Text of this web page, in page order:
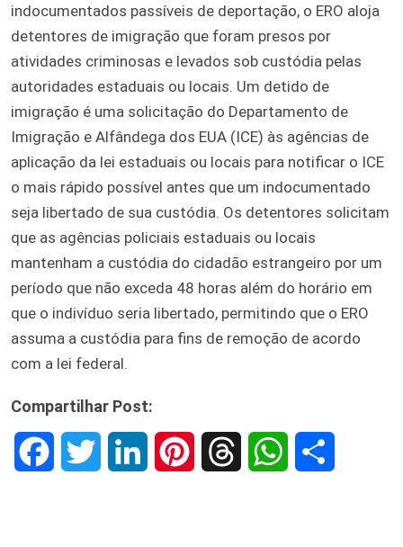
indocumentados passíveis de deportação, o ERO aloja
detentores de imigração que foram presos por
atividades criminosas e levados sob custódia pelas
autoridades estaduais ou locais. Um detido de
imigração é uma solicitação do Departamento de
Imigração e Alfândega dos EUA (ICE) às agências de
aplicação da lei estaduais ou locais para notificar o ICE
o mais rápido possível antes que um indocumentado
seja libertado de sua custódia. Os detentores solicitam
que as agências policiais estaduais ou locais
mantenham a custódia do cidadão estrangeiro por um
período que não exceda 48 horas além do horário em
que o indivíduo seria libertado, permitindo que o ERO
assuma a custódia para fins de remoção de acordo
com a lei federal.
Compartilhar Post: